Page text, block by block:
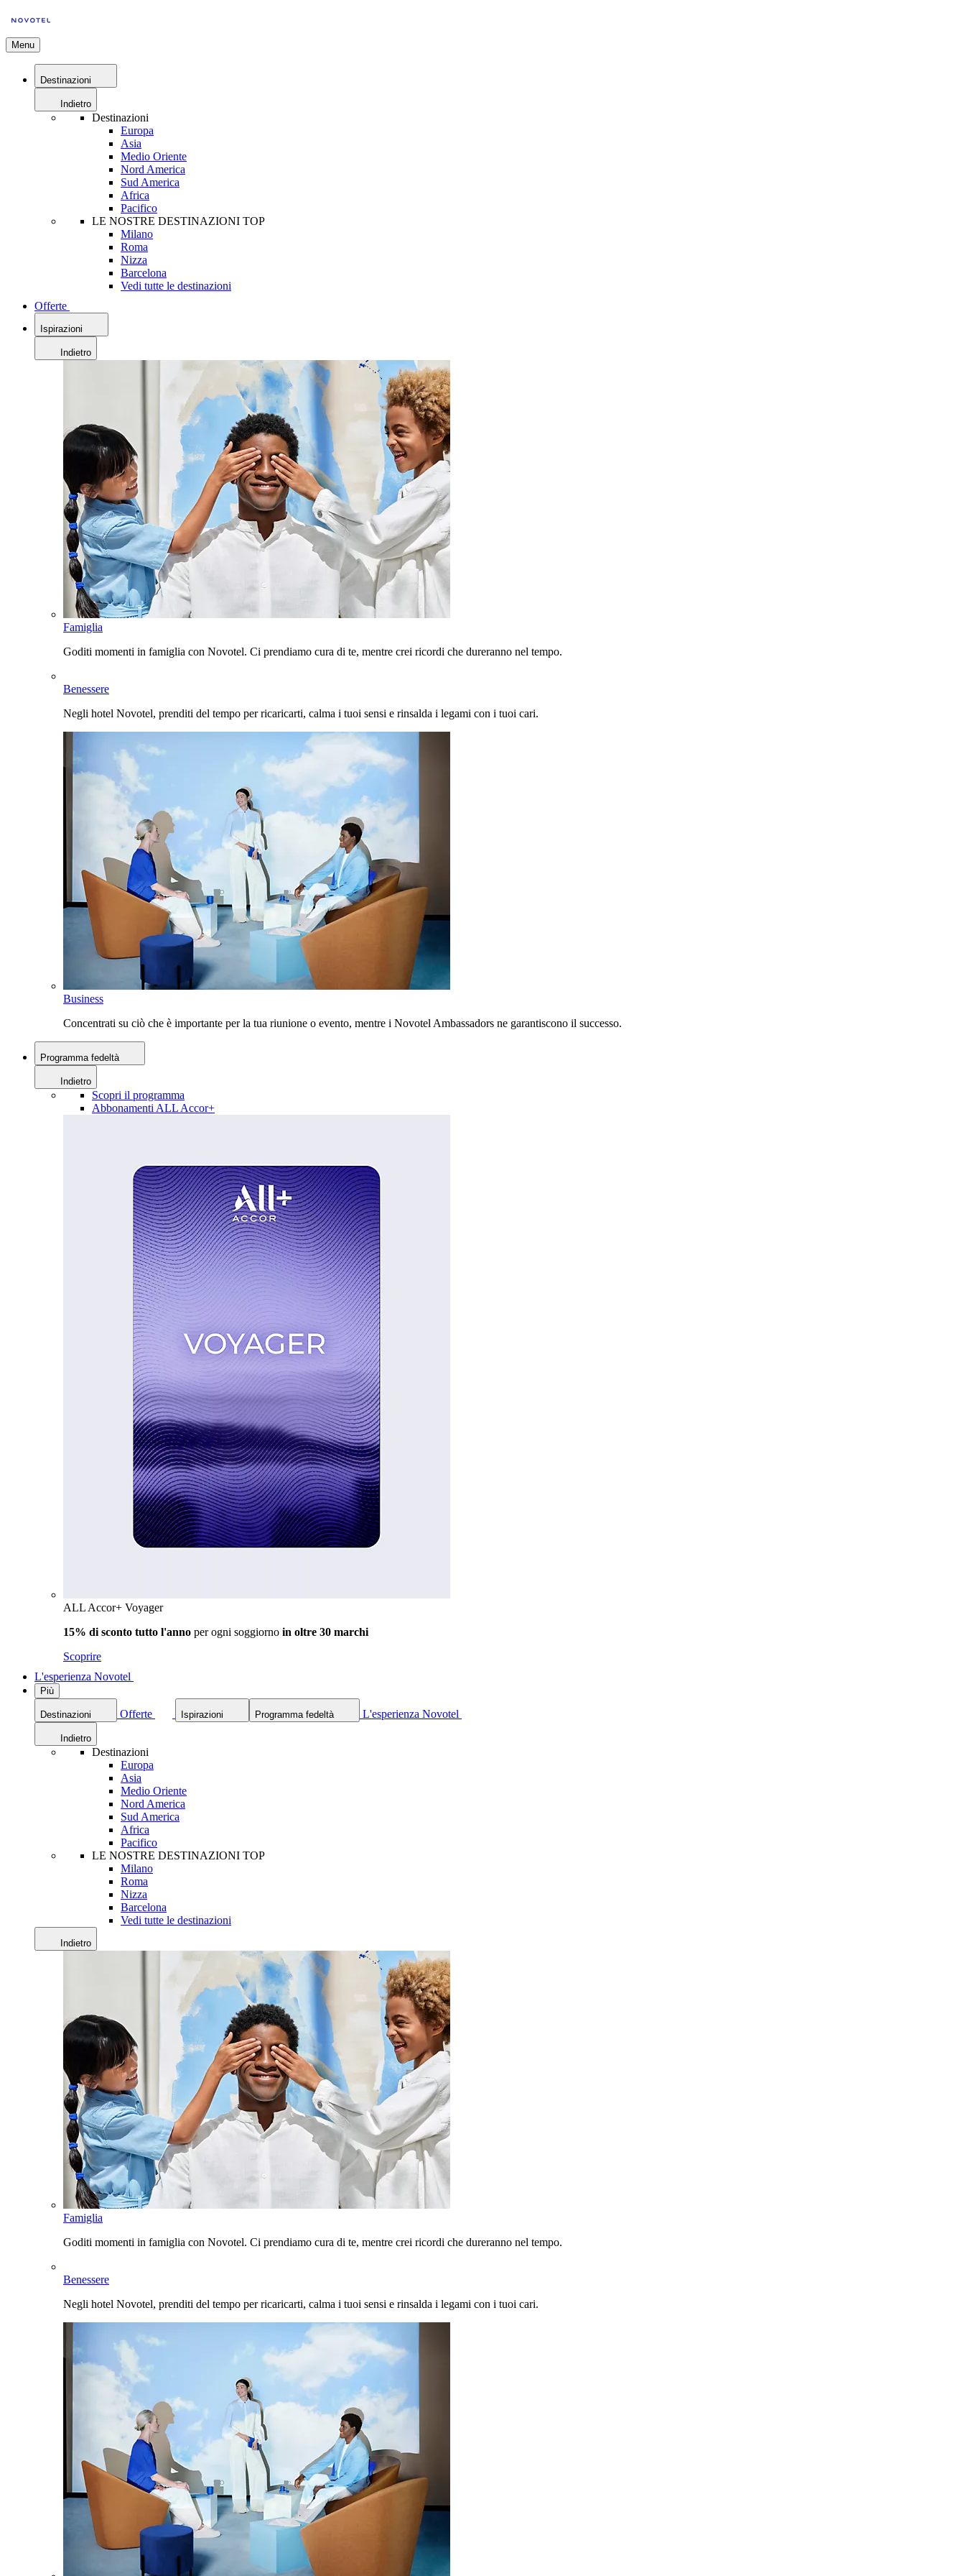
Menu
Destinazioni
Indietro
Destinazioni
Europa
Asia
Medio Oriente
Nord America
Sud America
Africa
Pacifico
LE NOSTRE DESTINAZIONI TOP
Milano
Roma
Nizza
Barcelona
Vedi tutte le destinazioni
Offerte
Ispirazioni
Indietro
Famiglia
Goditi momenti in famiglia con Novotel. Ci prendiamo cura di te, mentre crei ricordi che dureranno nel tempo.
Benessere
Negli hotel Novotel, prenditi del tempo per ricaricarti, calma i tuoi sensi e rinsalda i legami con i tuoi cari.
Business
Concentrati su ciò che è importante per la tua riunione o evento, mentre i Novotel Ambassadors ne garantiscono il successo.
Programma fedeltà
Indietro
Scopri il programma
Abbonamenti ALL Accor+
ALL Accor+ Voyager
15% di sconto tutto l'anno per ogni soggiorno in oltre 30 marchi
Scoprire
L'esperienza Novotel
Più
Destinazioni Offerte Ispirazioni Programma fedeltà L'esperienza Novotel
Indietro
Destinazioni
Europa
Asia
Medio Oriente
Nord America
Sud America
Africa
Pacifico
LE NOSTRE DESTINAZIONI TOP
Milano
Roma
Nizza
Barcelona
Vedi tutte le destinazioni
Indietro
Famiglia
Goditi momenti in famiglia con Novotel. Ci prendiamo cura di te, mentre crei ricordi che dureranno nel tempo.
Benessere
Negli hotel Novotel, prenditi del tempo per ricaricarti, calma i tuoi sensi e rinsalda i legami con i tuoi cari.